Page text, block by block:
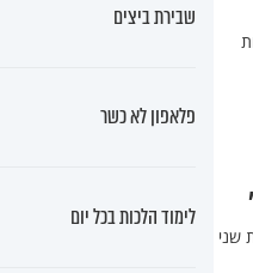
שני
שבירת ביצים
פלאפון לא כשר
לימוד הלכות בכל יום